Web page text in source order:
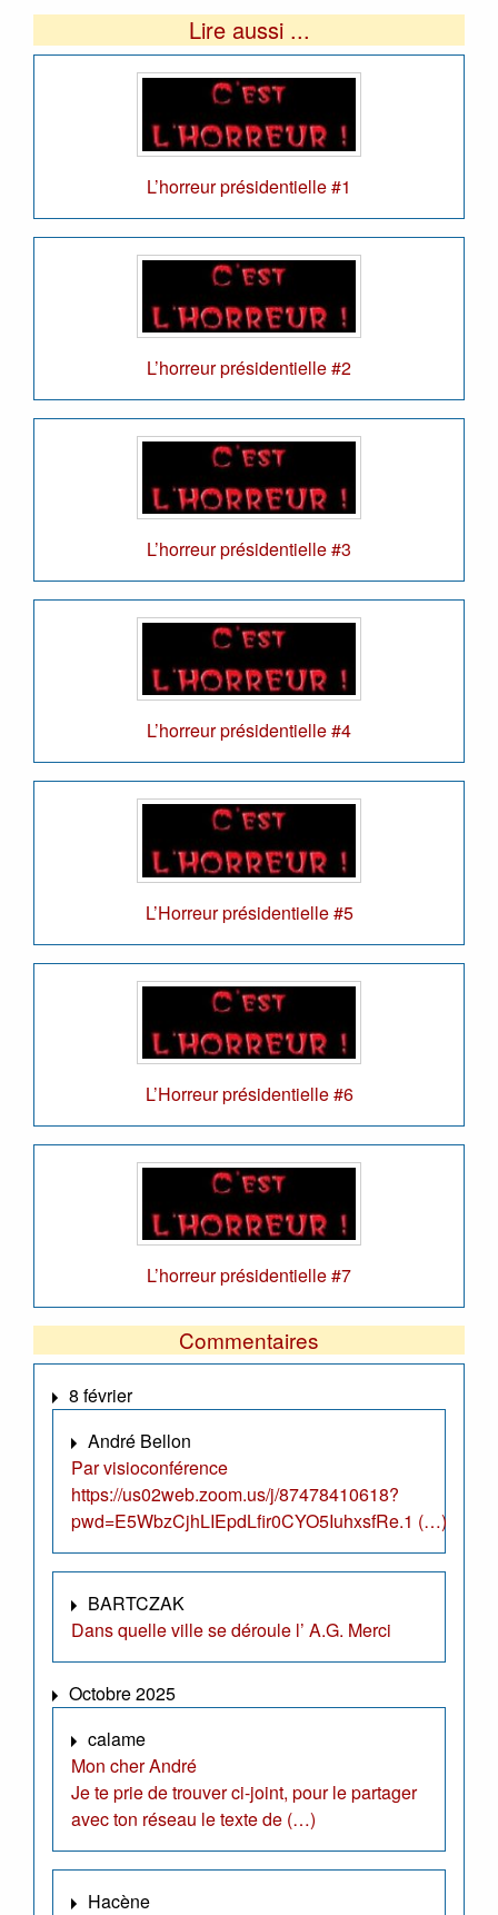
Lire aussi ...
L’horreur présidentielle #1
L’horreur présidentielle #2
L’horreur présidentielle #3
L’horreur présidentielle #4
L’Horreur présidentielle #5
L’Horreur présidentielle #6
L’horreur présidentielle #7
Commentaires
8 février
André Bellon
Par visioconférence
https://us02web.zoom.us/j/87478410618?
pwd=E5WbzCjhLIEpdLfir0CYO5IuhxsfRe.1 (…)
BARTCZAK
Dans quelle ville se déroule l’ A.G. Merci
Octobre 2025
calame
Mon cher André
Je te prie de trouver ci-joint, pour le partager
avec ton réseau le texte de (…)
Hacène